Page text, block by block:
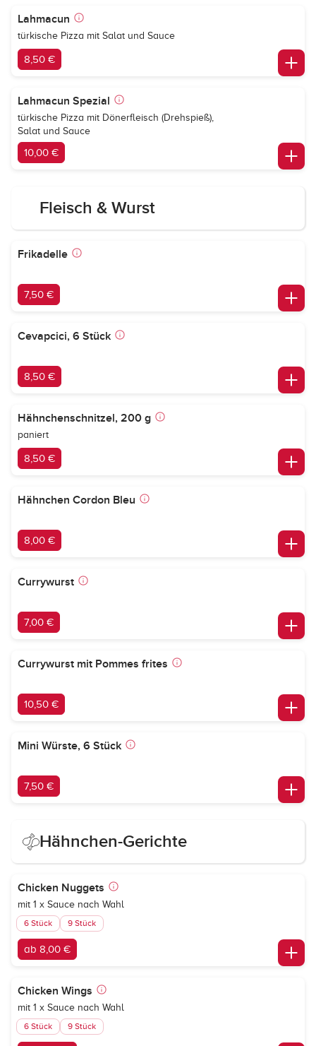
Lahmacun
türkische Pizza mit Salat und Sauce
8,50 €
Lahmacun Spezial
türkische Pizza mit Dönerfleisch (Drehspieß),
Salat und Sauce
10,00 €
Fleisch & Wurst
Frikadelle
7,50 €
Cevapcici, 6 Stück
8,50 €
Hähnchenschnitzel, 200 g
paniert
8,50 €
Hähnchen Cordon Bleu
8,00 €
Currywurst
7,00 €
Currywurst mit Pommes frites
10,50 €
Mini Würste, 6 Stück
7,50 €
Hähnchen-Gerichte
Chicken Nuggets
mit 1 x Sauce nach Wahl
6 Stück 9 Stück
ab 8,00 €
Chicken Wings
mit 1 x Sauce nach Wahl
6 Stück 9 Stück